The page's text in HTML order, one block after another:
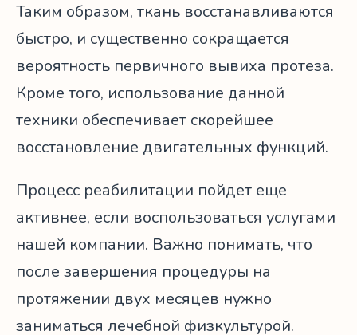
Таким образом, ткань восстанавливаются
быстро, и существенно сокращается
вероятность первичного вывиха протеза.
Кроме того, использование данной
техники обеспечивает скорейшее
восстановление двигательных функций.
Процесс реабилитации пойдет еще
активнее, если воспользоваться услугами
нашей компании. Важно понимать, что
после завершения процедуры на
протяжении двух месяцев нужно
заниматься лечебной физкультурой.